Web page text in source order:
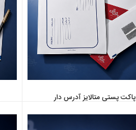
پاکت پستی متالایز آدرس دار